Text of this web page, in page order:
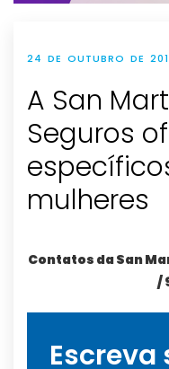
24 DE OUTUBRO DE
A San
Seguros
mulheres
Contatos da San
/